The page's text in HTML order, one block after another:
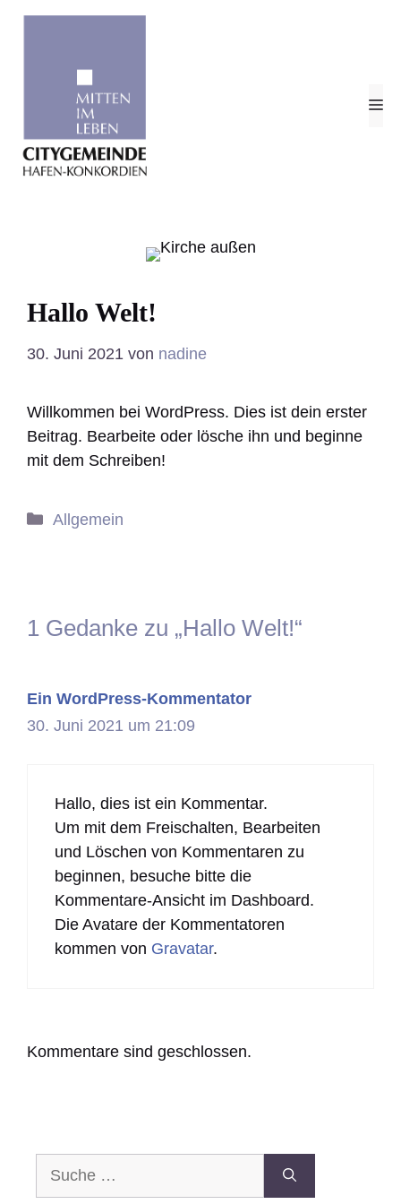
Zum
Hallo Welt!
30. Juni 2021 von nadine
Willkommen bei WordPress. Dies ist dein erster
Beitrag. Bearbeite oder lösche ihn und beginne
mit dem Schreiben!
Kategorien
Allgemein
1 Gedanke zu „Hallo Welt!“
Ein WordPress-Kommentator
30. Juni 2021 um 21:09
Hallo, dies ist ein Kommentar.
Um mit dem Freischalten, Bearbeiten
und Löschen von Kommentaren zu
beginnen, besuche bitte die
Kommentare-Ansicht im Dashboard.
Die Avatare der Kommentatoren
kommen von Gravatar.
Kommentare sind geschlossen.
nach: